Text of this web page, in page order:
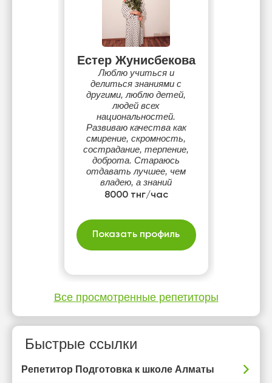
Естер Жунисбекова
Люблю учиться и
делиться знаниями с
другими, люблю детей,
людей всех
национальностей.
Развиваю качества как
смирение, скромность,
сострадание, терпение,
доброта. Стараюсь
отдавать лучшее, чем
владею, а знаний
приобретаю для пользы
8000 тнг/час
Показать профиль
Все просмотренные репетиторы
Быстрые ссылки
Репетитор Подготовка к школе Алматы